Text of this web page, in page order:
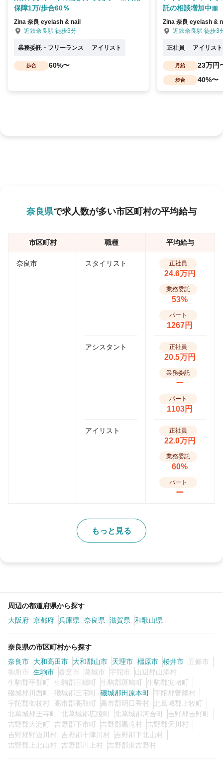
保障1万/歩合60％
Zina 奈良 eyelash & nail
近鉄奈良駅 徒歩3分
業務委託・フリーランス アイリスト
歩合 60%〜
託の相談増加中🎀
Zina 奈良 eyelash &
近鉄奈良駅 徒歩3
正社員 アイリスト
月給 23万円
歩合 40%〜
奈良県で求人数が多い市区町村の平均給与
市区町村 職種 平均給与
奈良市 スタイリスト 正社員
24.6万円
業務委託
53%
パート
1267円
アシスタント 正社員
20.5万円
業務委託
ー
パート
1103円
アイリスト 正社員
22.0万円
業務委託
60%
パート
ー
もっと見る
周辺の都道府県から探す
大阪府 京都府 兵庫県 奈良県 滋賀県 和歌山県
奈良県の市区町村から探す
奈良市
大和高田市 大和郡山市 天理市 橿原市 桜井市
五條市
御所市
生駒市 香芝市 葛城市 宇陀市
山辺郡山添村
生駒郡平群町
生駒郡三郷町 生駒郡斑鳩町
生駒郡安堵町
磯城郡川西町
磯城郡三宅町 磯城郡田原本町
宇陀郡曽爾村
宇陀郡御杖村
高市郡高取町 高市郡明日香村
北葛城郡上牧町
北葛城郡王寺町
北葛城郡広陵町 北葛城郡河合町
吉野郡吉野町
吉野郡大淀町
吉野郡下市町 吉野郡黒滝村
吉野郡天川村
吉野郡野迫川村
吉野郡十津川村
吉野郡下北山村
吉野郡上北山村
吉野郡川上村 吉野郡東吉野村